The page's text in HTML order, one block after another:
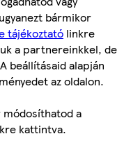
bármikor
tájékoztató linkre
a partnereinkkel, de
beállításaid alapján
az oldalon.
a
kattintva.